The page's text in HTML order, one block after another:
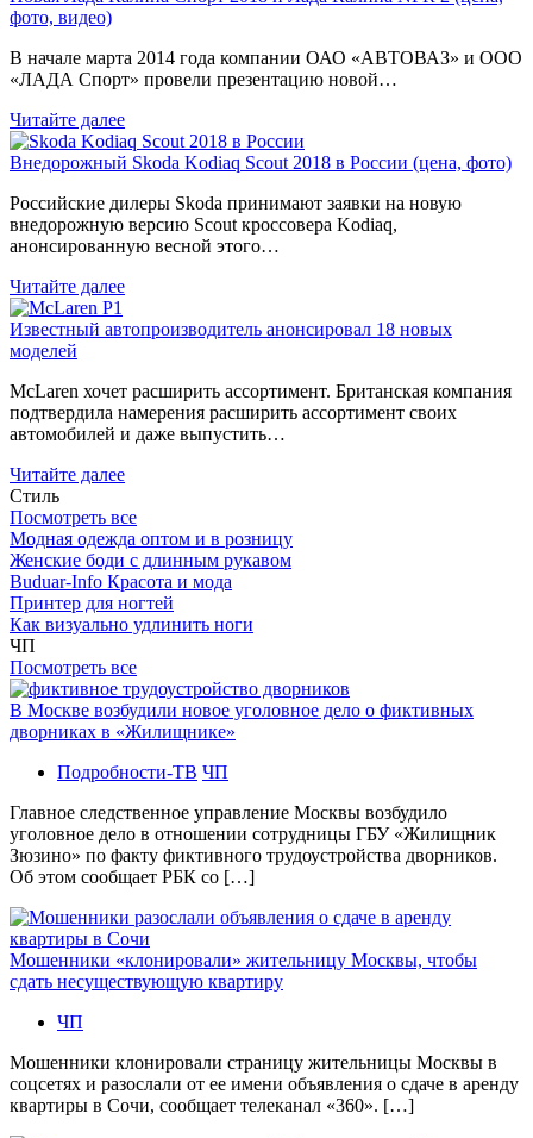
фото, видео)
В начале марта 2014 года компании ОАО «АВТОВАЗ» и ООО
«ЛАДА Спорт» провели презентацию новой…
Читайте далее
Внедорожный Skoda Kodiaq Scout 2018 в России (цена, фото)
Российские дилеры Skoda принимают заявки на новую
внедорожную версию Scout кроссовера Kodiaq,
анонсированную весной этого…
Читайте далее
Известный автопроизводитель анонсировал 18 новых
моделей
McLaren хочет расширить ассортимент. Британская компания
подтвердила намерения расширить ассортимент своих
автомобилей и даже выпустить…
Читайте далее
Стиль
Посмотреть все
Модная одежда оптом и в розницу
Женские боди с длинным рукавом
Buduar-Info Красота и мода
Принтер для ногтей
Как визуально удлинить ноги
ЧП
Посмотреть все
В Москве возбудили новое уголовное дело о фиктивных
дворниках в «Жилищнике»
Подробности-ТВ ЧП
Главное следственное управление Москвы возбудило
уголовное дело в отношении сотрудницы ГБУ «Жилищник
Зюзино» по факту фиктивного трудоустройства дворников.
Об этом сообщает РБК со […]
Мошенники «клонировали» жительницу Москвы, чтобы
сдать несуществующую квартиру
ЧП
Мошенники клонировали страницу жительницы Москвы в
соцсетях и разослали от ее имени объявления о сдаче в аренду
квартиры в Сочи, сообщает телеканал «360». […]